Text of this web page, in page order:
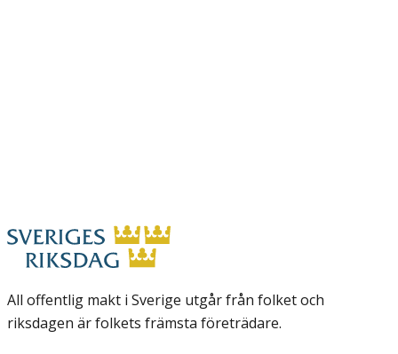
All offentlig makt i Sverige utgår från folket och
riksdagen är folkets främsta företrädare.